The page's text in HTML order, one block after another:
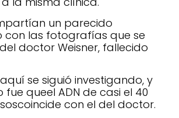
un parecido
con las fotografías que se
doctor Weisner, fallecido
se siguió investigando, y
fue queel ADN de casi el 40
con el del doctor.